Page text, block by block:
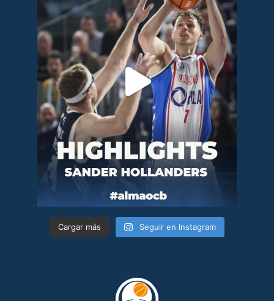
Cargar más Seguir en Instagram